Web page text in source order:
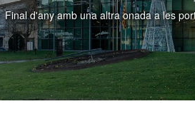
Final d'any amb una altra onada a les